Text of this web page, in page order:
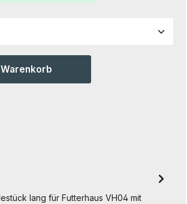
Gib den gewünschten Wert ein
Warenkorb
lang für Futterhaus VH04 mit